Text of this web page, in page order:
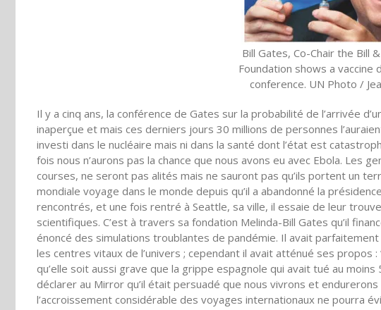
Bill Gates, Co-Chair the Bill
Foundation shows a vaccine
conference. UN Photo /
Il y a cinq ans, la conférence de Gates sur la probabilité de l’arrivée
inaperçue et mais ces derniers jours 30 millions de personnes
investi dans le nucléaire mais ni dans la santé dont l’état est
fois nous n’aurons pas la chance que nous avons eu avec Ebola. Les
courses, ne seront pas alités mais ne sauront pas qu’ils portent un
mondiale voyage dans le monde depuis qu’il a abandonné la
rencontrés, et une fois rentré à Seattle, sa ville, il essaie de leur
scientifiques. C’est à travers sa fondation Melinda-Bill Gates qu’il
énoncé des simulations troublantes de pandémie. Il avait
les centres vitaux de l’univers ; cependant il avait atténué ses propos
qu’elle soit aussi grave que la grippe espagnole qui avait tué au
déclarer au Mirror qu’il était persuadé que nous vivrons et
l’accroissement considérable des voyages internationaux ne pourra